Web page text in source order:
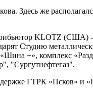
Здесь же
KLOTZ (США) -
Студию
+», комплекс
"Сургутнефтегаз".
ГТРК «Псков» и